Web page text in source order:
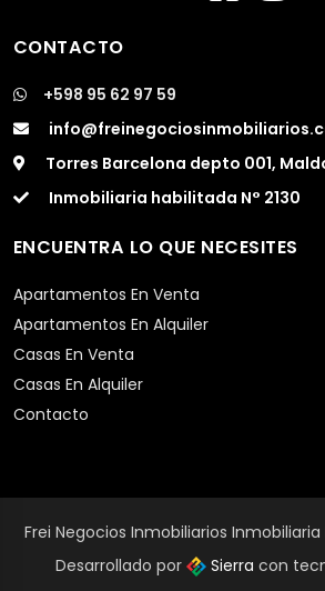
CONTACTO
+598 95 62 97 59
Torres Barcelona depto 001,
Inmobiliaria habilitada N° 2130
ENCUENTRA LO QUE NECESITES
Apartamentos En Venta
Apartamentos En Alquiler
Casas En Venta
Casas En Alquiler
Contacto
Frei Negocios Inmobiliarios Inmobiliaria
Desarrollado por
Sierra con